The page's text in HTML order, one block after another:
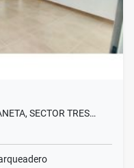
SECTOR TRES…